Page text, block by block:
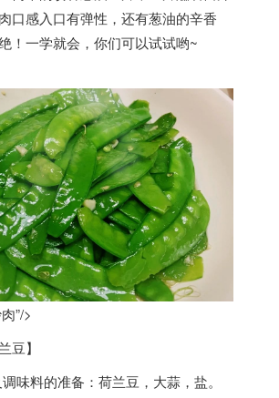
口感入口有弹性，还有葱油的辛香
！一学就会，你们可以试试哟~
”/>
豆】
味料的准备： 荷兰豆，大蒜，盐。